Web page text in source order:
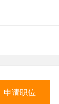
申请职位